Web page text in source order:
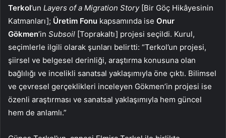
Terkol’un Layers of a Migration Story[Bir Göç Hikâyesinin
Katmanları]; Üretim Fonu kapsamında ise Onur
Gökmen’in Subsoil [Toprakaltı] projesi seçildi. Kurul,
seçimlerle ilgili olarak şunları belirtti: “Terkol’un projesi,
şiirsel ve belgesel derinliği, araştırma konusuna olan
bağlılığı ve incelikli sanatsal yaklaşımıyla öne çıktı. Bilimsel
ve çevresel gerçeklikleri inceleyen Gökmen’in projesi ise
özenli araştırması ve sanatsal yaklaşımıyla hem güncel
hem de anlamlı.”